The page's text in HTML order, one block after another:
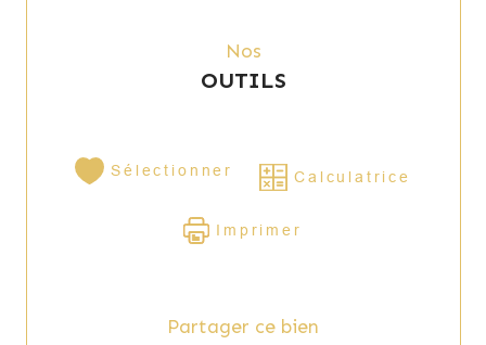
Nos
OUTILS
Sélectionner Calculatrice
Imprimer
Partager ce bien